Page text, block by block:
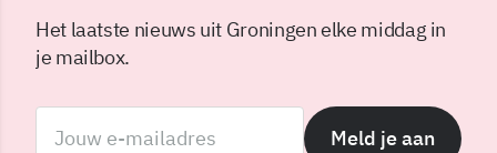
Het laatste nieuws uit Groningen elke middag in
je mailbox.
Meld je aan